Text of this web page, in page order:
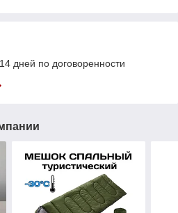
дней по договоренности